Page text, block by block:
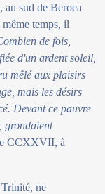
au sud de Beroea
temps, il
de fois,
d'un ardent soleil,
mêlé aux plaisirs
mais les désirs
Devant ce pauvre
grondaient
CCXXVII, à
Trinité, ne